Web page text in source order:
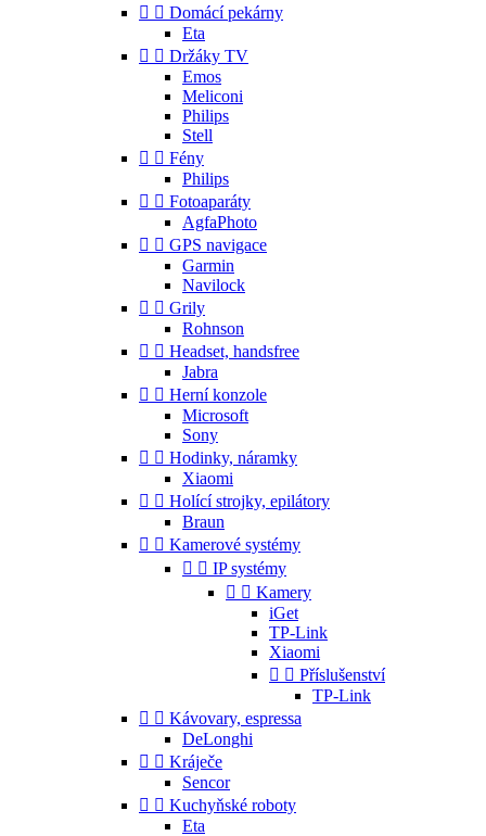
  Domácí pekárny
Eta
  Držáky TV
Emos
Meliconi
Philips
Stell
  Fény
Philips
  Fotoaparáty
AgfaPhoto
  GPS navigace
Garmin
Navilock
  Grily
Rohnson
  Headset, handsfree
Jabra
  Herní konzole
Microsoft
Sony
  Hodinky, náramky
Xiaomi
  Holící strojky, epilátory
Braun
  Kamerové systémy
  IP systémy
  Kamery
iGet
TP-Link
Xiaomi
  Příslušenství
TP-Link
  Kávovary, espressa
DeLonghi
  Kráječe
Sencor
  Kuchyňské roboty
Eta